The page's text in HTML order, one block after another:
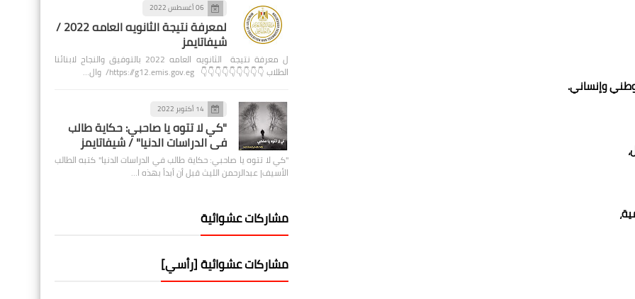
وإنساني.
06 أغسطس 2022
لمعرفة نتيجة الثانويه العامه 2022 /
شيفاتايمز
ل معرفة نتيجة الثانويه العامه 2022 بالتوفيق والنجاح لابنائنا
الطلاب 👇👇👇👇👇👇👇👇👇 https://g12.emis.gov.eg/ وال…
14 أكتوبر 2022
"كي لا تتوه يا صاحبي: حكاية طالب
في الدراسات الدنيا" / شيفاتايمز
"كي لا تتوه يا صاحبي: حكاية طالب في الدراسات الدنيا" كتبه الطالب
الأسيف| عبدالرحمن الليث قبل أن أبدأ بهذه ا…
مشاركات عشوائية
مشاركات عشوائية [رأسي]